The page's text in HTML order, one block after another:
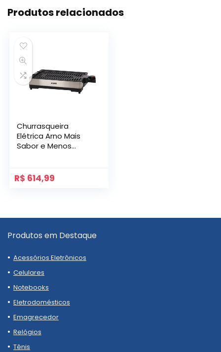
Produtos relacionados
Churrasqueira
Elétrica Arno Mais
Sabor e Menos
R$ 614,99
Produtos em Destaque
Acessórios Eletrônicos
Celulares
Notebooks
Eletrodomésticos
Emagrecedor
Relógios
Tênis